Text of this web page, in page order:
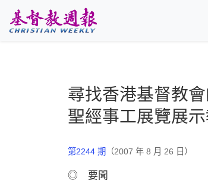
尋找香港基督教
聖經事工展覽展
第2244 期 （2007 年 8 月 26 日）
◎ 要聞